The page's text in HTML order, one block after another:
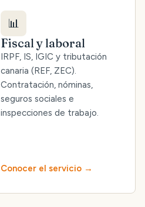
📊
Fiscal y laboral
IRPF, IS, IGIC y tributación
canaria (REF, ZEC).
Contratación, nóminas,
seguros sociales e
inspecciones de trabajo.
Conocer el servicio